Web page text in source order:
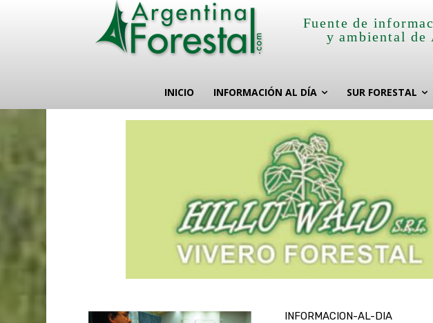
Fuente de
y ambiental de
INICIO INFORMACIÓN AL DÍA SUR FORESTAL
INFORMACION-AL-DIA